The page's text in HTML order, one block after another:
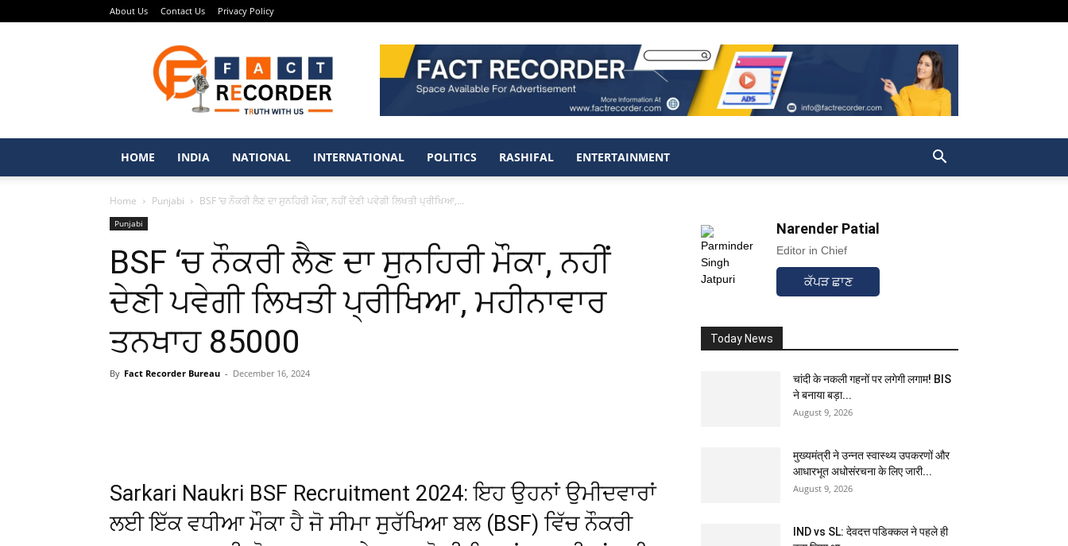
About Us Contact Us Privacy Policy
Recorder
–
Punjabi
News
Portal
HOME
INDIA NATIONAL INTERNATIONAL POLITICS RASHIFAL ENTERTAINMENT
Home Punjabi BSF ‘ਚ ਨੌਕਰੀ ਲੈਣ ਦਾ ਸੁਨਹਿਰੀ ਮੌਕਾ, ਨਹੀਂ ਦੇਣੀ ਪਵੇਗੀ ਲਿਖਤੀ ਪ੍ਰੀਖਿਆ,...
Punjabi
BSF ‘ਚ ਨੌਕਰੀ ਲੈਣ ਦਾ ਸੁਨਹਿਰੀ ਮੌਕਾ, ਨਹੀਂ
ਦੇਣੀ ਪਵੇਗੀ ਲਿਖਤੀ ਪ੍ਰੀਖਿਆ, ਮਹੀਨਾਵਾਰ
ਤਨਖਾਹ 85000
By Fact Recorder Bureau - December 16, 2024
Sarkari Naukri BSF Recruitment 2024: ਇਹ ਉਹਨਾਂ ਉਮੀਦਵਾਰਾਂ
ਲਈ ਇੱਕ ਵਧੀਆ ਮੌਕਾ ਹੈ ਜੋ ਸੀਮਾ ਸੁਰੱਖਿਆ ਬਲ (BSF) ਵਿੱਚ ਨੌਕਰੀ
Narender Patial
Editor in Chief
ਕੱਪੜ ਛਾਣ
Today News
चांदी के नकली गहनों पर लगेगी लगाम! BIS
ने बनाया बड़ा...
August 9, 2026
मुख्यमंत्री ने उन्नत स्वास्थ्य उपकरणों और
आधारभूत अधोसंरचना के लिए जारी...
August 9, 2026
IND vs SL: देवदत्त पडिक्कल ने पहले ही